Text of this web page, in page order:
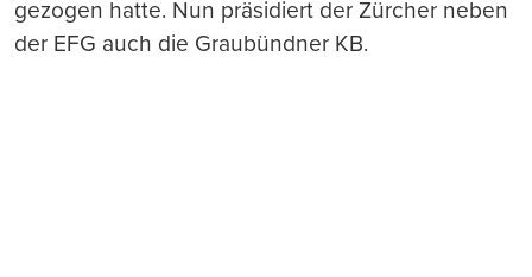
gezogen hatte. Nun präsidiert der Zürcher neben
der EFG auch die Graubündner KB.